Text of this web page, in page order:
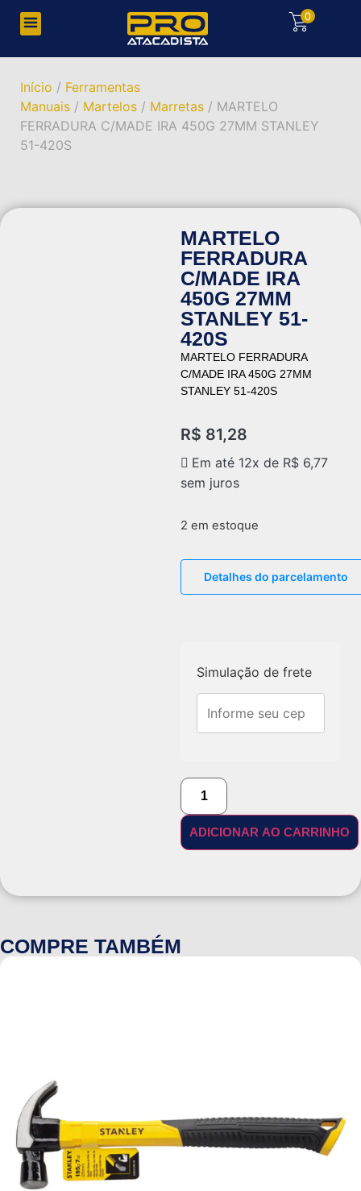
0
Início / Ferramentas
Manuais / Martelos / Marretas / MARTELO
FERRADURA C/MADE IRA 450G 27MM STANLEY
51-420S
MARTELO
FERRADURA
C/MADE IRA
450G 27MM
STANLEY 51-
420S
MARTELO FERRADURA
C/MADE IRA 450G 27MM
STANLEY 51-420S
R$ 81,28
Em até 12x de R$ 6,77
sem juros
2 em estoque
Detalhes do parcelamento
Simulação de frete
ADICIONAR AO CARRINHO
COMPRE TAMBÉM